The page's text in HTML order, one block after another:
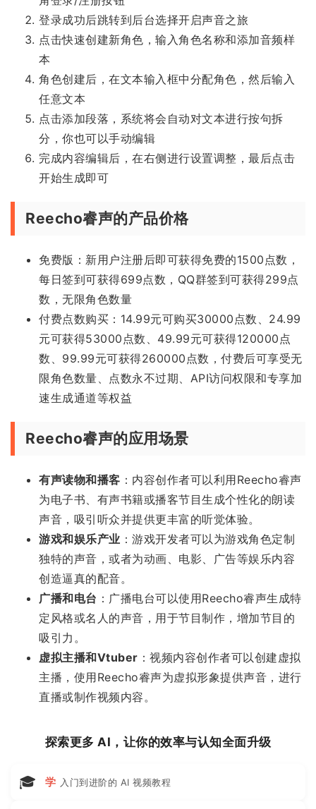
登录成功后跳转到后台选择开启声音之旅
点击快速创建新角色，输入角色名称和添加音频样
本
角色创建后，在文本输入框中分配角色，然后输入
任意文本
点击添加段落，系统将会自动对文本进行按句拆
分，你也可以手动编辑
完成内容编辑后，在右侧进行设置调整，最后点击
开始生成即可
Reecho睿声的产品价格
免费版：新用户注册后即可获得免费的1500点数，
每日签到可获得699点数，QQ群签到可获得299点
数，无限角色数量
付费点数购买：14.99元可购买30000点数、24.99
元可获得53000点数、49.99元可获得120000点
数、99.99元可获得260000点数，付费后可享受无
限角色数量、点数永不过期、API访问权限和专享加
速生成通道等权益
Reecho睿声的应用场景
有声读物和播客 ：内容创作者可以利用Reecho睿声
为电子书、有声书籍或播客节目生成个性化的朗读
声音，吸引听众并提供更丰富的听觉体验。
游戏和娱乐产业 ：游戏开发者可以为游戏角色定制
独特的声音，或者为动画、电影、广告等娱乐内容
创造逼真的配音。
广播和电台 ：广播电台可以使用Reecho睿声生成特
定风格或名人的声音，用于节目制作，增加节目的
吸引力。
虚拟主播和Vtuber ：视频内容创作者可以创建虚拟
主播，使用Reecho睿声为虚拟形象提供声音，进行
直播或制作视频内容。
探索更多 AI，让你的效率与认知全面升级
🎓 学 入门到进阶的 AI 视频教程